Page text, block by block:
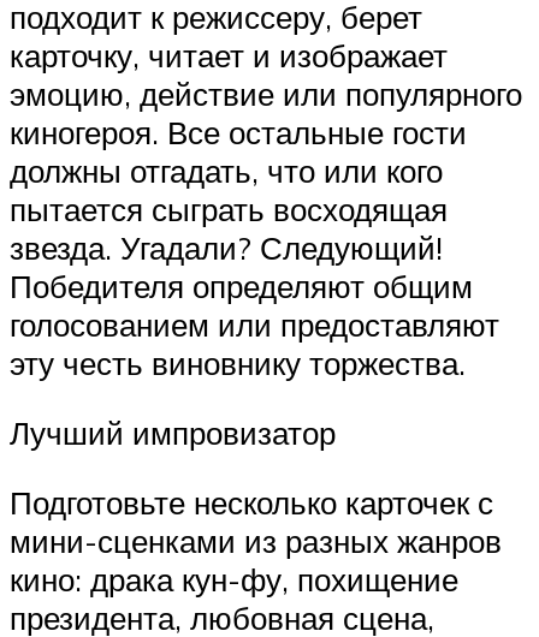
подходит к режиссеру, берет
карточку, читает и изображает
эмоцию, действие или популярного
киногероя. Все остальные гости
должны отгадать, что или кого
пытается сыграть восходящая
звезда. Угадали? Следующий!
Победителя определяют общим
голосованием или предоставляют
эту честь виновнику торжества.
Лучший импровизатор
Подготовьте несколько карточек с
мини-сценками из разных жанров
кино: драка кун-фу, похищение
президента, любовная сцена,